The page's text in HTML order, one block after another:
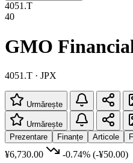
4051.T
40
GMO
4051.T · JPX
Urmărește
Urmărește
Prezentare
Finanțe Articole
¥6,730.00 -0.74% (-¥50.00)